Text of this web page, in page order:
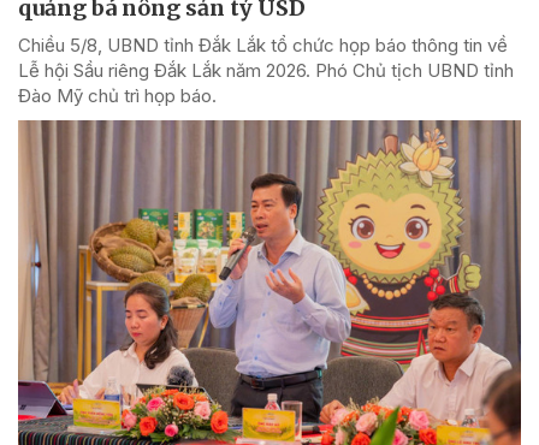
quảng bá nông sản tỷ USD
Chiều 5/8, UBND tỉnh Đắk Lắk tổ chức họp báo thông tin về
Lễ hội Sầu riêng Đắk Lắk năm 2026. Phó Chủ tịch UBND tỉnh
Đào Mỹ chủ trì họp báo.